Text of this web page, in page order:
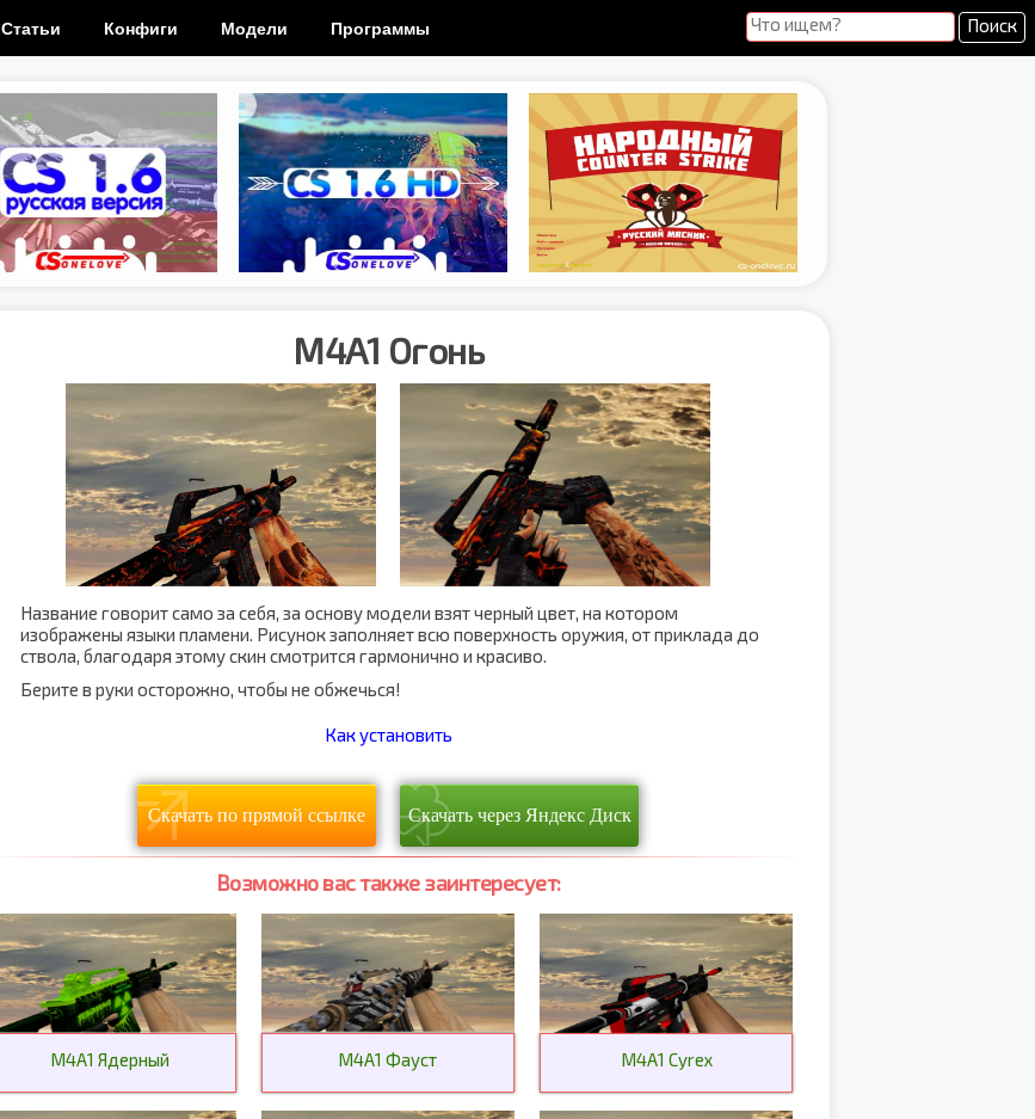
Статьи Конфиги Модели Программы Поиск
M4A1 Огонь
Название говорит само за себя, за основу модели взят черный цвет, на котором
изображены языки пламени. Рисунок заполняет всю поверхность оружия, от приклада до
ствола, благодаря этому скин смотрится гармонично и красиво.
Берите в руки осторожно, чтобы не обжечься!
Как установить
Скачать по прямой ссылке Скачать через Яндекс Диск
Возможно вас также заинтересует:
M4A1 Ядерный M4A1 Фауст M4A1 Cyrex